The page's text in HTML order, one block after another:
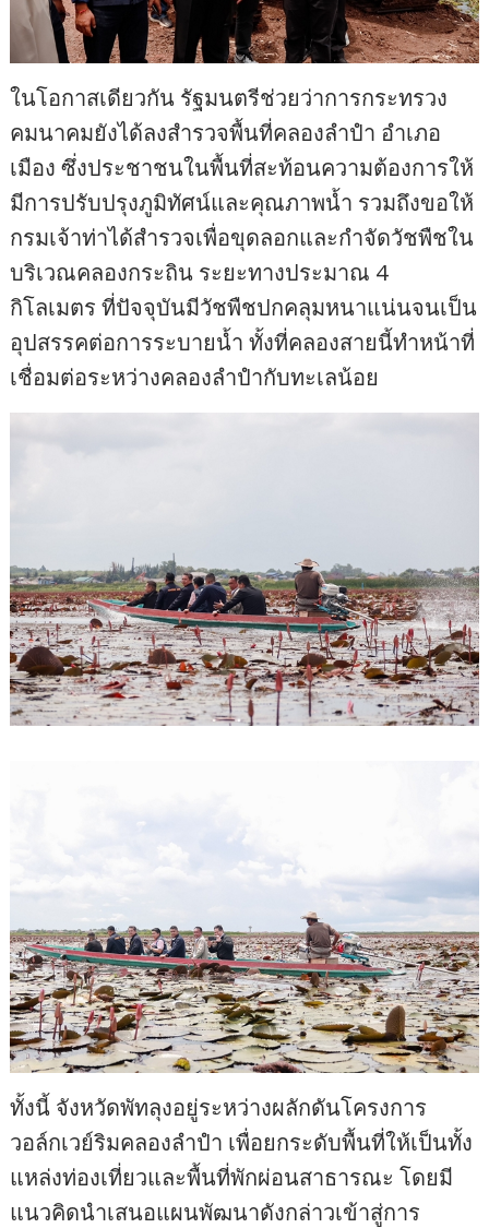
ในโอกาสเดียวกัน รัฐมนตรีช่วยว่าการกระทรวง
คมนาคมยังได้ลงสำรวจพื้นที่คลองลำปำ อำเภอ
เมือง ซึ่งประชาชนในพื้นที่สะท้อนความต้องการให้
มีการปรับปรุงภูมิทัศน์และคุณภาพน้ำ รวมถึงขอให้
กรมเจ้าท่าได้สำรวจเพื่อขุดลอกและกำจัดวัชพืชใน
บริเวณคลองกระถิน ระยะทางประมาณ 4
กิโลเมตร ที่ปัจจุบันมีวัชพืชปกคลุมหนาแน่นจนเป็น
อุปสรรคต่อการระบายน้ำ ทั้งที่คลองสายนี้ทำหน้าที่
เชื่อมต่อระหว่างคลองลำปำกับทะเลน้อย
ทั้งนี้ จังหวัดพัทลุงอยู่ระหว่างผลักดันโครงการ
วอล์กเวย์ริมคลองลำปำ เพื่อยกระดับพื้นที่ให้เป็นทั้ง
แหล่งท่องเที่ยวและพื้นที่พักผ่อนสาธารณะ โดยมี
แนวคิดนำเสนอแผนพัฒนาดังกล่าวเข้าสู่การ